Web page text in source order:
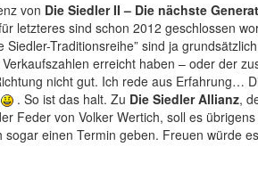
von Die Siedler II – Die nächste
letzteres sind schon 2012 geschlossen
Traditionsreihe” sind ja
erreicht haben – oder der
nicht gut. Ich rede aus Erfahrung…
. So ist das halt. Zu Die Siedler Allianz,
Feder von Volker Wertich, soll es
einen Termin geben. Freuen würde